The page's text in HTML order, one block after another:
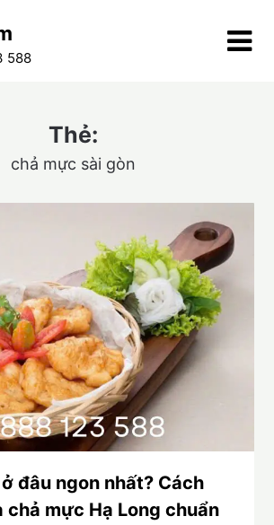
588
Thẻ:
chả mực sài gòn
đâu ngon nhất? Cách
chả mực Hạ Long chuẩn